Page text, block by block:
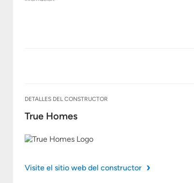
DETALLES DEL CONSTRUCTOR
True Homes
Visite el sitio web del constructor